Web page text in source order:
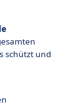
schützt und